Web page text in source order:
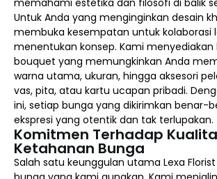
memahami estetika dan filosofi di balik
Untuk Anda yang menginginkan desain
membuka kesempatan untuk kolaborasi
menentukan konsep. Kami
bouquet yang memungkinkan Anda
warna utama, ukuran, hingga aksesori
vas, pita, atau kartu ucapan pribadi.
ini, setiap bunga yang dikirimkan benar-
ekspresi yang otentik dan tak terlupakan.
Komitmen Terhadap
Ketahanan Bunga
Salah satu keunggulan utama Lexa